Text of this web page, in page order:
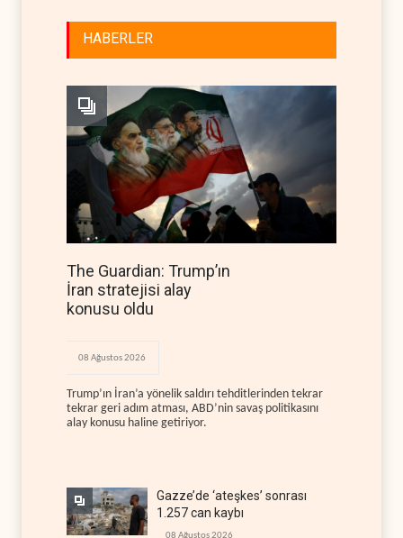
HABERLER
The Guardian: Trump’ın
İran stratejisi alay
konusu oldu
08 Ağustos 2026
Trump’ın İran’a yönelik saldırı tehditlerinden tekrar
tekrar geri adım atması, ABD’nin savaş politikasını
alay konusu haline getiriyor.
Gazze’de ‘ateşkes’ sonrası
1.257 can kaybı
08 Ağustos 2026